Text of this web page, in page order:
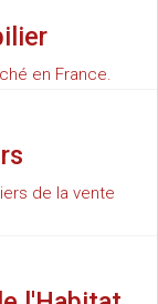
en France.
de la vente